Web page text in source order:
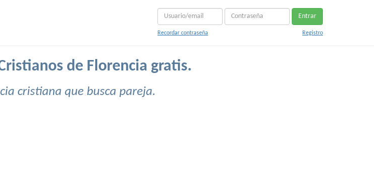
Entrar
Recordar contraseña Registro
de Florencia gratis.
cristiana que busca pareja.